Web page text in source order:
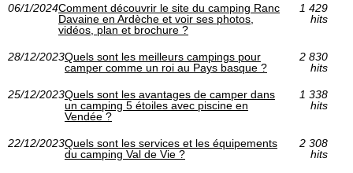
06/1/2024Comment découvrir le site du camping Ranc
Davaine en Ardèche et voir ses photos,
vidéos, plan et brochure ?
1 429
hits
28/12/2023Quels sont les meilleurs campings pour
camper comme un roi au Pays basque ?
2 830
hits
25/12/2023Quels sont les avantages de camper dans
un camping 5 étoiles avec piscine en
Vendée ?
1 338
hits
22/12/2023Quels sont les services et les équipements
du camping Val de Vie ?
2 308
hits